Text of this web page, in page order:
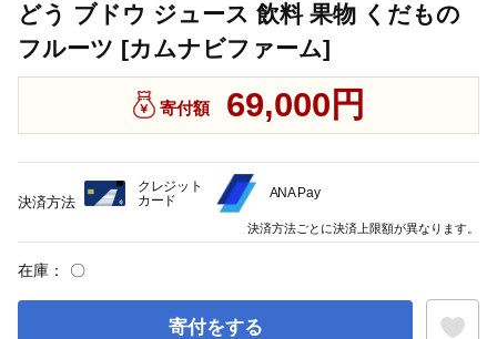
どう ブドウ ジュース 飲料 果物 くだもの
フルーツ [カムナビファーム]
寄付額 69,000円
在庫： 〇
寄付をする
決済方法
クレジット
カード
ANA Pay
決済方法ごとに決済上限額が異なります。